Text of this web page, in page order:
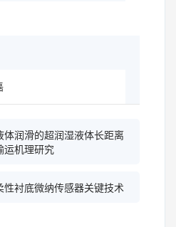
体润滑的超润湿液体长距离
运机理研究
性衬底微纳传感器关键技术